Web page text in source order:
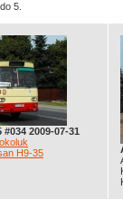
5.
2009-07-31
H9-35